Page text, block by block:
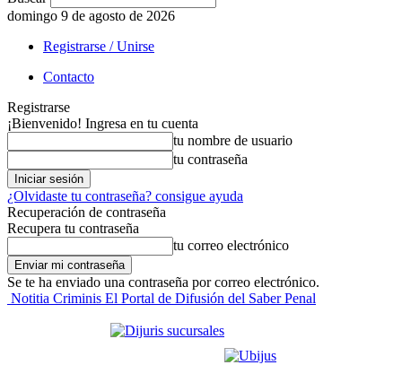
domingo 9 de agosto de 2026
Registrarse / Unirse
Contacto
Registrarse
¡Bienvenido! Ingresa en tu cuenta
tu nombre de usuario
tu contraseña
¿Olvidaste tu contraseña? consigue ayuda
Recuperación de contraseña
Recupera tu contraseña
tu correo electrónico
Se te ha enviado una contraseña por correo electrónico.
Notitia Criminis El Portal de Difusión del Saber Penal